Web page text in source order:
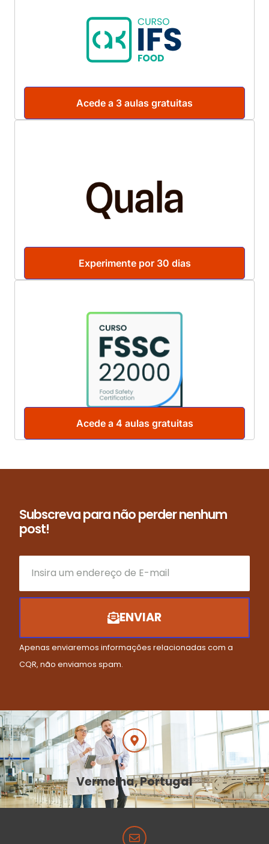
Acede a 3 aulas gratuitas
Experimente por 30 dias
Acede a 4 aulas gratuitas
Subscreva para não perder nenhum
post!
ENVIAR
Apenas enviaremos informações relacionadas com a
CQR, não enviamos spam.
Vermelha, Portugal